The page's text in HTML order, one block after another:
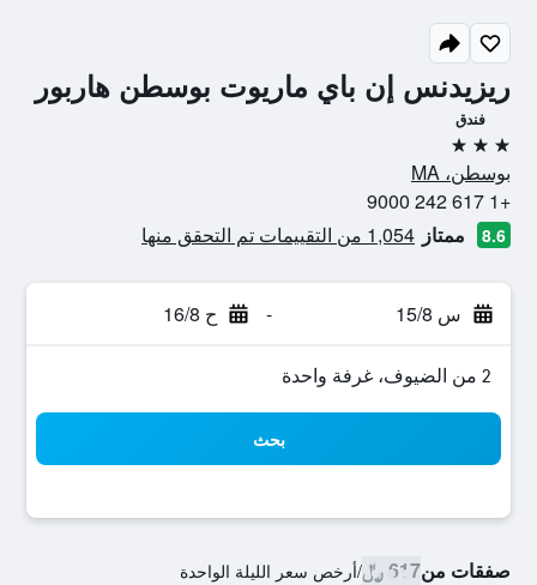
ريزيدنس إن باي ماريوت بوسطن هاربور
فندق
3 نجوم
بوسطن، MA
+1 617 242 9000
8.6 ممتاز 1,054 من التقييمات تم التحقق منها
س 15/8 - ح 16/8
2 من الضيوف، غرفة واحدة
بحث
صفقات من617 ﷼ /أرخص سعر الليلة الواحدة